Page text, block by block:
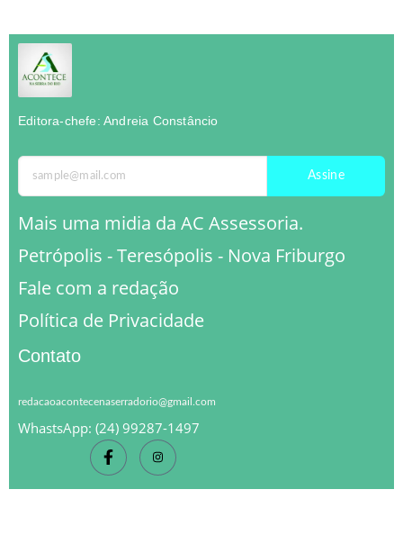
Editora-chefe: Andreia Constâncio
Assine
Mais uma midia da AC Assessoria.
Petrópolis - Teresópolis - Nova Friburgo
Fale com a redação
Política de Privacidade
Contato
redacaoacontecenaserradorio@gmail.com
WhastsApp: (24) 99287-1497